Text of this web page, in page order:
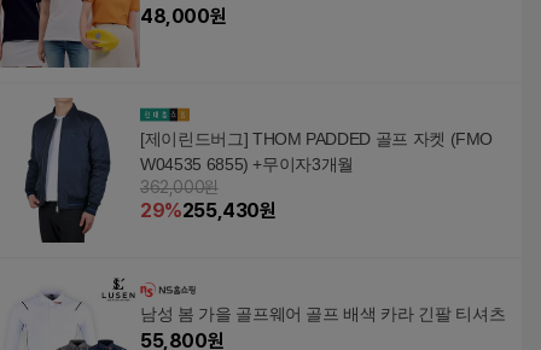
48,000원
[제이린드버그] THOM PADDED 골프 자켓 (FMO
W04535 6855) +무이자3개월
362,000원
29%255,430원
남성 봄 가을 골프웨어 골프 배색 카라 긴팔 티셔츠
55,800원